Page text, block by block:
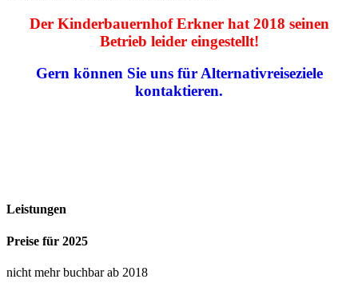
Der Kinderbauernhof Erkner hat 2018 seinen
Betrieb leider eingestellt!
Gern können Sie uns für Alternativreiseziele
kontaktieren.
Leistungen
Preise für 2025
nicht mehr buchbar ab 2018